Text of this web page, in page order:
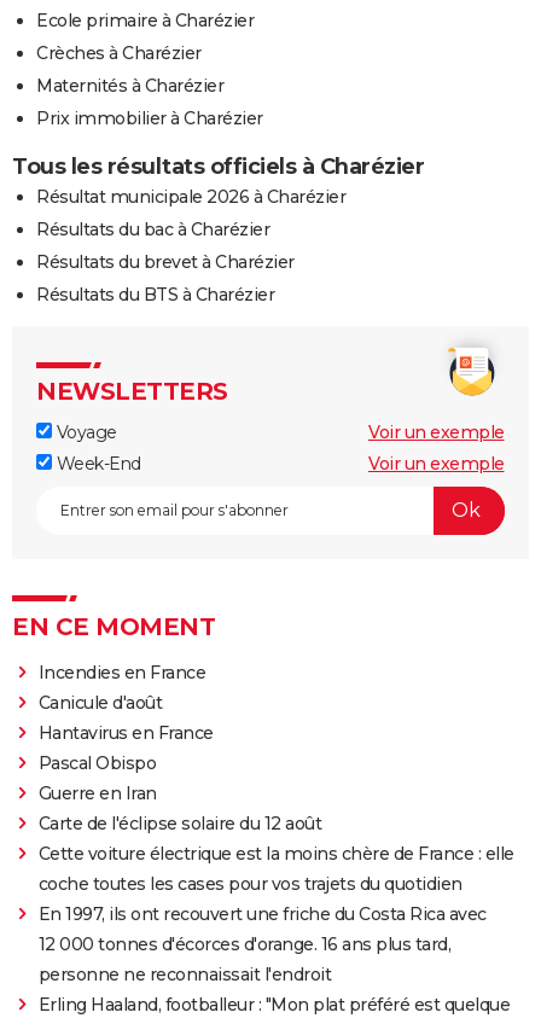
Ecole primaire à Charézier
Crèches à Charézier
Maternités à Charézier
Prix immobilier à Charézier
Tous les résultats officiels à Charézier
Résultat municipale 2026 à Charézier
Résultats du bac à Charézier
Résultats du brevet à Charézier
Résultats du BTS à Charézier
NEWSLETTERS
Voyage
Voir un exemple
Week-End
Voir un exemple
EN CE MOMENT
Incendies en France
Canicule d'août
Hantavirus en France
Pascal Obispo
Guerre en Iran
Carte de l'éclipse solaire du 12 août
Cette voiture électrique est la moins chère de France : elle
coche toutes les cases pour vos trajets du quotidien
En 1997, ils ont recouvert une friche du Costa Rica avec
12 000 tonnes d'écorces d'orange. 16 ans plus tard,
personne ne reconnaissait l'endroit
Erling Haaland, footballeur : "Mon plat préféré est quelque